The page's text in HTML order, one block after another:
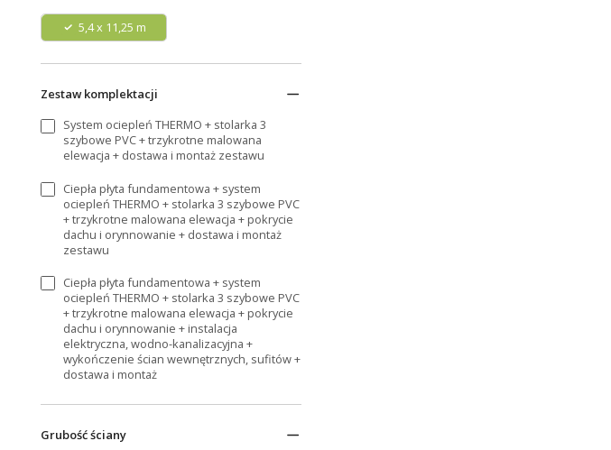
5,4 x 11,25 m
Zestaw komplektacji
System ociepleń THERMO + stolarka 3
szybowe PVC + trzykrotne malowana
elewacja + dostawa i montaż zestawu
Ciepła płyta fundamentowa + system
ociepleń THERMO + stolarka 3 szybowe PVC
+ trzykrotne malowana elewacja + pokrycie
dachu i orynnowanie + dostawa i montaż
zestawu
Ciepła płyta fundamentowa + system
ociepleń THERMO + stolarka 3 szybowe PVC
+ trzykrotne malowana elewacja + pokrycie
dachu i orynnowanie + instalacja
elektryczna, wodno-kanalizacyjna +
wykończenie ścian wewnętrznych, sufitów +
dostawa i montaż
Grubość ściany